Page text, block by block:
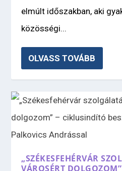
elmúlt időszakban, aki
közösségi...
OLVASS TOVÁBB
„SZÉKESFEHÉRVÁR
VÁROSÉRT